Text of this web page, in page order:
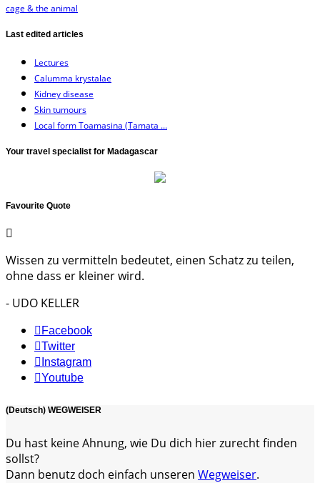
cage & the animal
Last edited articles
Lectures
Calumma krystalae
Kidney disease
Skin tumours
Local form Toamasina (Tamata ...
Your travel specialist for Madagascar
Favourite Quote
Wissen zu vermitteln bedeutet, einen Schatz zu teilen,
ohne dass er kleiner wird.
- UDO KELLER
Facebook
Twitter
Instagram
Youtube
(Deutsch) WEGWEISER
Du hast keine Ahnung, wie Du dich hier zurecht finden
sollst?
Dann benutz doch einfach unseren Wegweiser.